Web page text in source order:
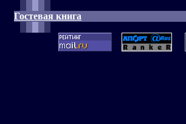
Гостевая книга